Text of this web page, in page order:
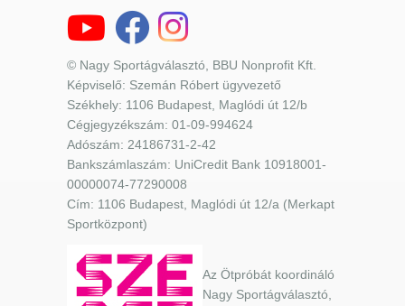
© Nagy Sportágválasztó, BBU Nonprofit Kft.
Képviselő: Szemán Róbert ügyvezető
Székhely: 1106 Budapest, Maglódi út 12/b
Cégjegyzékszám: 01-09-994624
Adószám: 24186731-2-42
Bankszámlaszám: UniCredit Bank 10918001-
00000074-77290008
Cím: 1106 Budapest, Maglódi út 12/a (Merkapt
Sportközpont)
Az Ötpróbát koordináló
Nagy Sportágválasztó,